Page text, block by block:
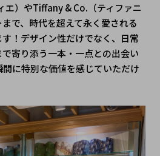
エ）やTiffany & Co.（ティファニ
で、時代を超えて永く愛される
！デザイン性だけでなく、日常
寄り添う一本・一点との出会い
に特別な価値を感じていただけ